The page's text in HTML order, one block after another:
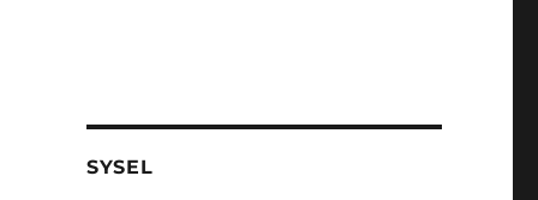
SYSEL